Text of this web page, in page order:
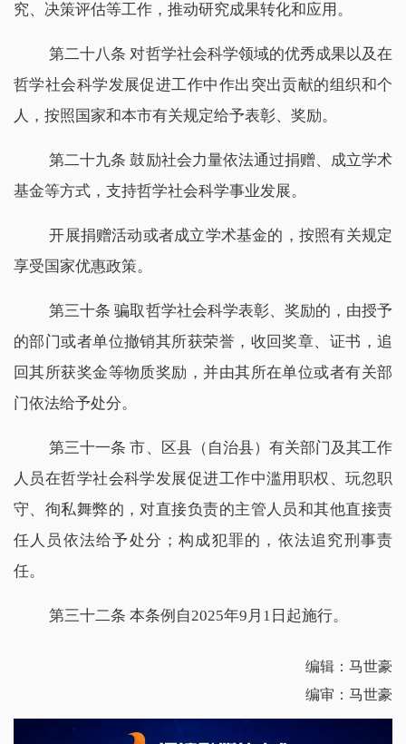
究、决策评估等工作，推动研究成果转化和应用。
第二十八条 对哲学社会科学领域的优秀成果以及在
哲学社会科学发展促进工作中作出突出贡献的组织和个
人，按照国家和本市有关规定给予表彰、奖励。
第二十九条 鼓励社会力量依法通过捐赠、成立学术
基金等方式，支持哲学社会科学事业发展。
开展捐赠活动或者成立学术基金的，按照有关规定
享受国家优惠政策。
第三十条 骗取哲学社会科学表彰、奖励的，由授予
的部门或者单位撤销其所获荣誉，收回奖章、证书，追
回其所获奖金等物质奖励，并由其所在单位或者有关部
门依法给予处分。
第三十一条 市、区县（自治县）有关部门及其工作
人员在哲学社会科学发展促进工作中滥用职权、玩忽职
守、徇私舞弊的，对直接负责的主管人员和其他直接责
任人员依法给予处分；构成犯罪的，依法追究刑事责
任。
第三十二条 本条例自2025年9月1日起施行。
编辑：马世豪
编审：马世豪